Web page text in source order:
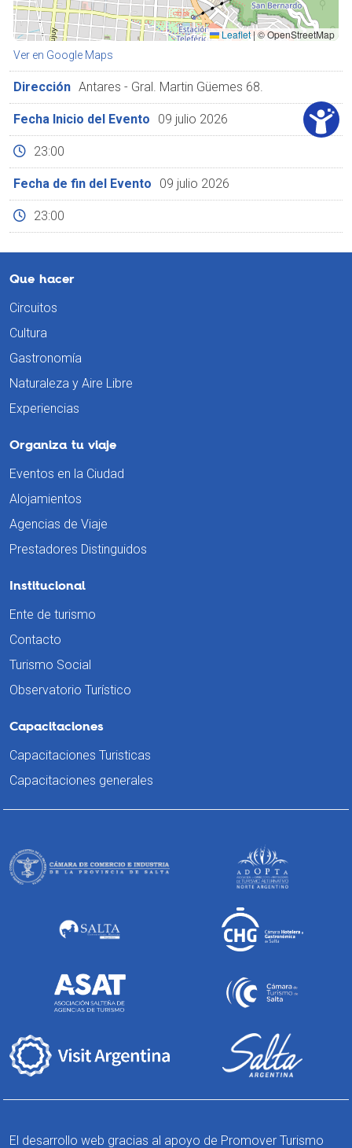
Leaflet|© OpenStreetMap
Ver en Google Maps
Dirección Antares - Gral. Martin Güemes 68.
Fecha Inicio del Evento 09 julio 2026
23:00
Fecha de fin del Evento 09 julio 2026
23:00
Que hacer
Circuitos
Cultura
Gastronomía
Naturaleza y Aire Libre
Experiencias
Organiza tu viaje
Eventos en la Ciudad
Alojamientos
Agencias de Viaje
Prestadores Distinguidos
Institucional
Ente de turismo
Contacto
Turismo Social
Observatorio Turístico
Capacitaciones
Capacitaciones Turisticas
Capacitaciones generales
El desarrollo web gracias al apoyo de Promover Turismo